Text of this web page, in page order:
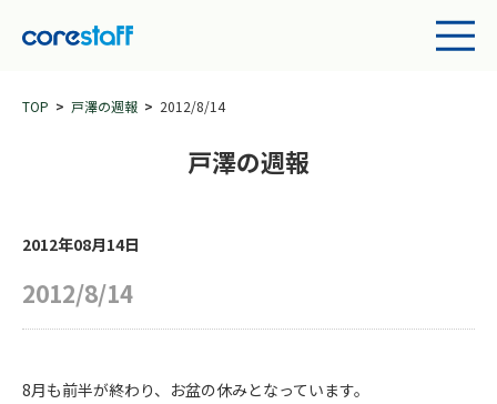
TOP 戸澤の週報 2012/8/14
戸澤の週報
2012年08月14日
2012/8/14
8月も前半が終わり、お盆の休みとなっています。